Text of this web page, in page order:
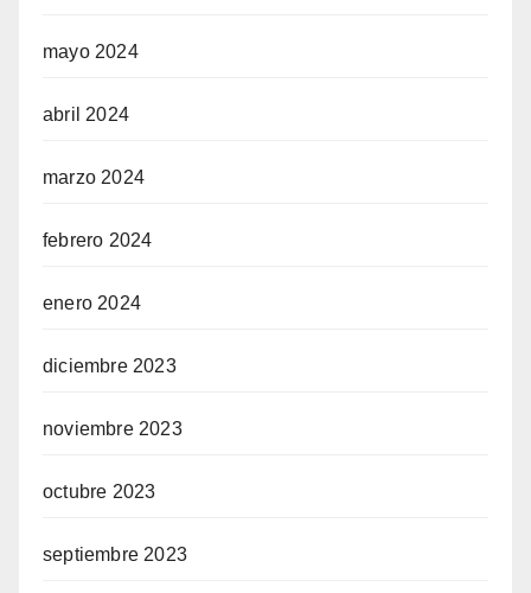
mayo 2024
abril 2024
marzo 2024
febrero 2024
enero 2024
diciembre 2023
noviembre 2023
octubre 2023
septiembre 2023